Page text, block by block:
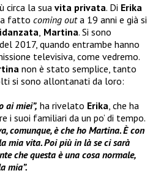
circa la sua vita privata. Di Erika
fatto coming outa 19 anni e già si
Martina. Si sono
2017, quando entrambe hanno
televisiva, come vedremo.
non è stato semplice, tanto
si sono allontanati da loro:
ai miei”, ha rivelato Erika , che ha
i suoi familiari da un po’ di tempo.
comunque, è che ho Martina. È con
mia vita. Poi più in là se ci sarà
che questa è una cosa normale,
mia”.